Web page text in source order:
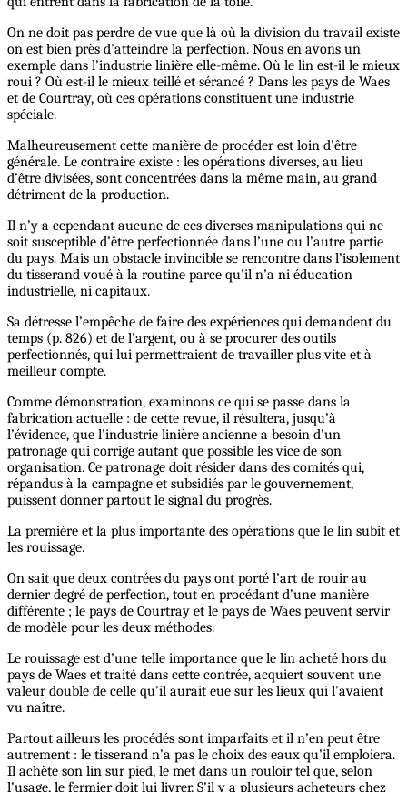
On ne doit pas perdre de vue que là où la division du travail existe
on est bien près d’atteindre la perfection. Nous en avons un
exemple dans l’industrie linière elle-même. Où le lin est-il le mieux
roui ? Où est-il le mieux teillé et sérancé ? Dans les pays de Waes
et de Courtray, où ces opérations constituent une industrie
spéciale.
Malheureusement cette manière de procéder est loin d’être
générale. Le contraire existe : les opérations diverses, au lieu
d’être divisées, sont concentrées dans la même main, au grand
détriment de la production.
Il n’y a cependant aucune de ces diverses manipulations qui ne
soit susceptible d’être perfectionnée dans l’une ou l’autre partie
du pays. Mais un obstacle invincible se rencontre dans l’isolement
du tisserand voué à la routine parce qu’il n’a ni éducation
industrielle, ni capitaux.
Sa détresse l’empêche de faire des expériences qui demandent du
temps (p. 826) et de l’argent, ou à se procurer des outils
perfectionnés, qui lui permettraient de travailler plus vite et à
meilleur compte.
Comme démonstration, examinons ce qui se passe dans la
fabrication actuelle : de cette revue, il résultera, jusqu’à
l’évidence, que l’industrie linière ancienne a besoin d’un
patronage qui corrige autant que possible les vice de son
organisation. Ce patronage doit résider dans des comités qui,
répandus à la campagne et subsidiés par le gouvernement,
puissent donner partout le signal du progrès.
La première et la plus importante des opérations que le lin subit et
les rouissage.
On sait que deux contrées du pays ont porté l’art de rouir au
dernier degré de perfection, tout en procédant d’une manière
différente ; le pays de Courtray et le pays de Waes peuvent servir
de modèle pour les deux méthodes.
Le rouissage est d’une telle importance que le lin acheté hors du
pays de Waes et traité dans cette contrée, acquiert souvent une
valeur double de celle qu’il aurait eue sur les lieux qui l’avaient
vu naître.
Partout ailleurs les procédés sont imparfaits et il n’en peut être
autrement : le tisserand n’a pas le choix des eaux qu’il emploiera.
Il achète son lin sur pied, le met dans un rouloir tel que, selon
l’usage, le fermier doit lui livrer. S’il y a plusieurs acheteurs chez